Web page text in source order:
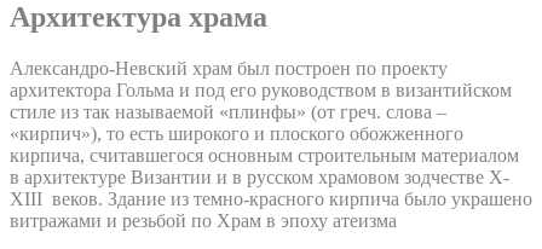
Архитектура храма
Александро-Невский храм был построен по проекту
архитектора Гольма и под его руководством в византийском
стиле из так называемой «плинфы» (от греч. слова –
«кирпич»), то есть широкого и плоского обожженного
кирпича, считавшегося основным строительным материалом
в архитектуре Византии и в русском храмовом зодчестве X-
XIII веков. Здание из темно-красного кирпича было украшено
витражами и резьбой по Храм в эпоху атеизма